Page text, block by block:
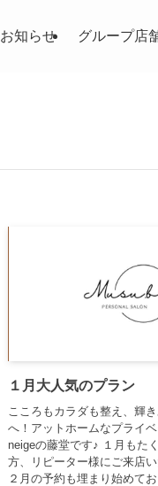
お知らせ グループ店
１月大人気のプラン
こころもカラダも整え、輝
へ！アットホームなプライ
neigeの藤堂です♪ １月もた
方、リピーター様にご来店
２月の予約も埋まり始めて